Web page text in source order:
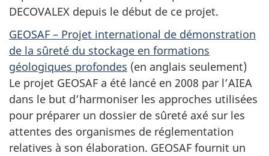
DECOVALEX depuis le début de ce projet.
GEOSAF – Projet international de démonstration
de la sûreté du stockage en formations
géologiques profondes (en anglais seulement)
Le projet GEOSAF a été lancé en 2008 par l’AIEA
dans le but d’harmoniser les approches utilisées
pour préparer un dossier de sûreté axé sur les
attentes des organismes de réglementation
relatives à son élaboration. GEOSAF fournit un